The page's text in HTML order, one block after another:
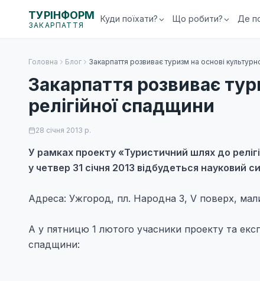
ТУРІНФОРМ
ЗАКАРПАТТЯ
Куди поїхати? Що робити? Де
Головна Блог Закарпаття розвиває туризм на основі
Закарпаття розвиває
релігійної спадщини
28 січня 2013 р.
У рамках проекту «Туристичний шлях до
у четвер 31 січня 2013 відбудеться науковий
Адреса: Ужгород, пл. Народна 3, V поверх,
А у пятницю 1 лютого учасники проекту та
спадщини: